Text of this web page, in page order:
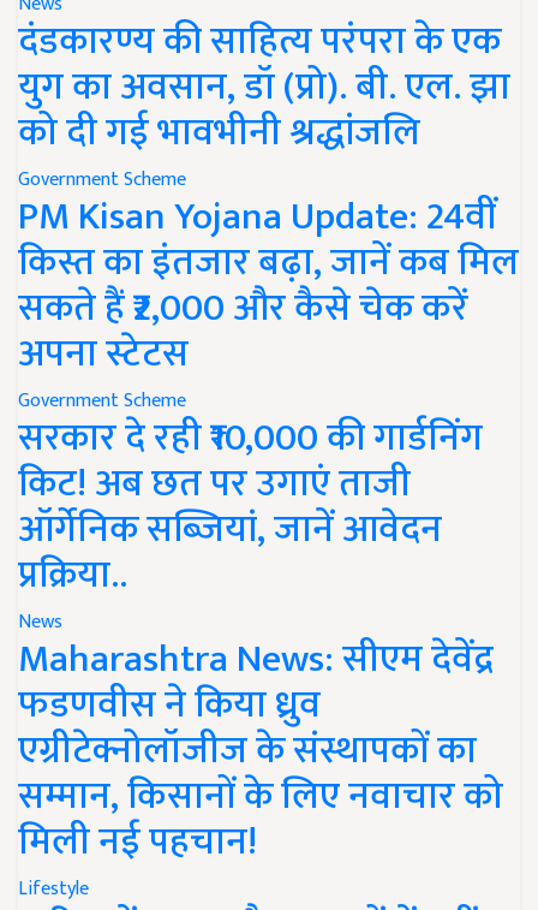
दंडकारण्य की साहित्य परंपरा के एक
युग का अवसान, डॉ (प्रो). बी. एल. झा
को दी गई भावभीनी श्रद्धांजलि
Government Scheme
PM Kisan Yojana Update: 24वीं
किस्त का इंतजार बढ़ा, जानें कब मिल
सकते हैं ₹2,000 और कैसे चेक करें
अपना स्टेटस
Government Scheme
सरकार दे रही ₹10,000 की गार्डनिंग
किट! अब छत पर उगाएं ताजी
ऑर्गेनिक सब्जियां, जानें आवेदन
प्रक्रिया..
News
Maharashtra News: सीएम देवेंद्र
फडणवीस ने किया ध्रुव
एग्रीटेक्नोलॉजीज के संस्थापकों का
सम्मान, किसानों के लिए नवाचार को
मिली नई पहचान!
Lifestyle